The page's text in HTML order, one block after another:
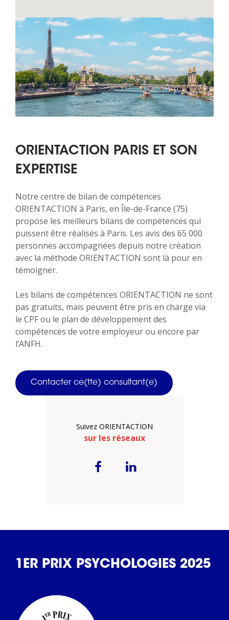
ORIENTACTION PARIS ET SON
EXPERTISE
Notre centre de bilan de compétences
ORIENTACTION à Paris, en Île-de-France (75)
propose les meilleurs bilans de compétences qui
puissent être réalisés à Paris. Les avis des 65 000
personnes accompagnées depuis notre création
avec la méthode ORIENTACTION sont là pour en
témoigner.
Les bilans de compétences ORIENTACTION ne sont
pas gratuits, mais peuvent être pris en charge via
le CPF ou le plan de développement des
compétences de votre employeur ou encore par
l’ANFH.
Contacter ce(tte) consultant(e)
Suivez ORIENTACTION
sur les réseaux
1ER PRIX PSYCHOLOGIES 2025